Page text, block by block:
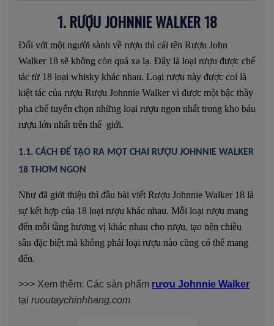
1. RƯỢU JOHNNIE WALKER 18
Đối với một người sành về rượu thì cái tên Rượu John
Walker 18 sẽ không còn quá xa lạ. Đây là loại rượu được chế
tác từ 18 loại whisky khác nhau. Loại rượu này được coi là
kiệt tác của rượu Rượu Johnnie Walker vì được một bậc thầy
pha chế tuyển chọn những loại rượu ngon nhất trong kho báu
rượu lớn nhất trên thế giới.
1.1. CÁCH ĐỂ TẠO RA MỘT CHAI RƯỢU JOHNNIE WALKER
18 THƠM NGON
Như đã giới thiệu thì đầu bài viết Rượu Johnnie Walker 18 là
sự kết hợp của 18 loại rượu khác nhau. Mỗi loại rượu mang
đến mỗi tầng hương vị khác nhau cho rượu, tạo nên chiều
sâu đặc biệt mà không phải loại rượu nào cũng có thể mang
đến.
>>> Xem thêm: Các sản phẩm rượu Johnnie Walker
tại ruoutaychinhhang.com